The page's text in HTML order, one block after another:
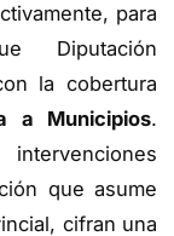
para
Diputación
la cobertura
a Municipios.
que asume
cifran una